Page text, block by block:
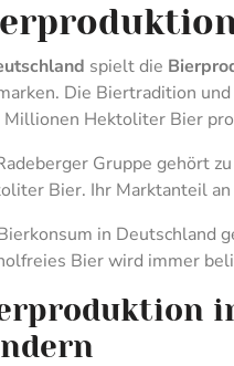
spielt die
Die Biertradition
Millionen Hektoliter Bier
Gruppe gehört
Bier. Ihr Marktanteil
in Deutschland
Bier wird immer